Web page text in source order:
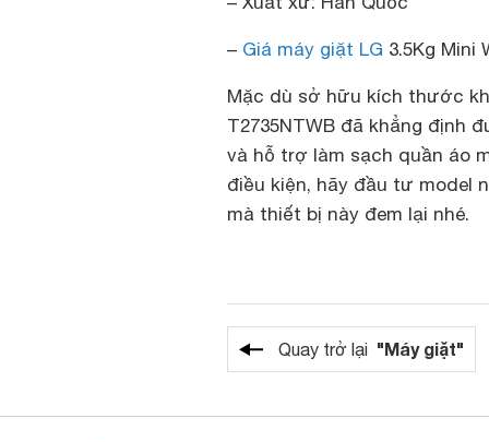
– Giá máy giặt LG 3.5Kg Mini
Mặc dù sở hữu kích thước
T2735NTWB đã khẳng định
và hỗ trợ làm sạch quần áo
điều kiện, hãy đầu tư model
mà thiết bị này đem lại nhé.
Quay trở lại "Máy giặt"